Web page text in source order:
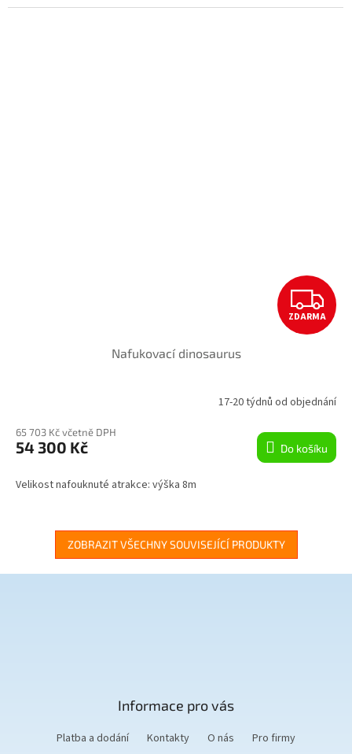
Z
D
R
M
A
ZDARMA
Nafukovací dinosaurus
17-20 týdnů od objednání
65 703 Kč včetně DPH
54 300 Kč Do košíku
Velikost nafouknuté atrakce: výška 8m
ZOBRAZIT VŠECHNY SOUVISEJÍCÍ PRODUKTY
Informace pro vás
Platba a dodání Kontakty O nás
Pro firmy